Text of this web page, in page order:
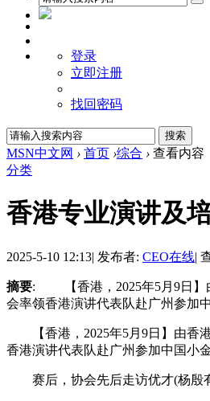
登录
立即注册
找回密码
MSN中文网 › 首页 ›综合 › 查看内容
分类
香港专业演讲及
2025-5-10 12:13| 发布者: CEO在线|
摘要: 【香港，2025年5月9日】由
会率领香港演讲代表队赴广州参加
【香港，2025年5月9日】由香港
香港演讲代表队赴广州参加中国小
赛后，协会先后走访优才(杨殷有